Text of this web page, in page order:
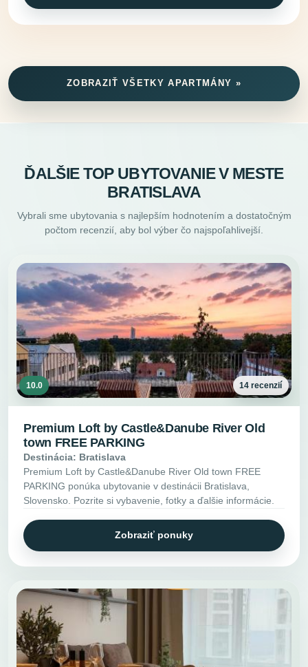
ZOBRAZIŤ VŠETKY APARTMÁNY »
ĎALŠIE TOP UBYTOVANIE V MESTE
BRATISLAVA
Vybrali sme ubytovania s najlepším hodnotením a dostatočným
počtom recenzií, aby bol výber čo najspoľahlivejší.
10.0 14 recenzií
Premium Loft by Castle&Danube River Old
town FREE PARKING
Destinácia: Bratislava
Premium Loft by Castle&Danube River Old town FREE
PARKING ponúka ubytovanie v destinácii Bratislava,
Slovensko. Pozrite si vybavenie, fotky a ďalšie informácie.
Zobraziť ponuky